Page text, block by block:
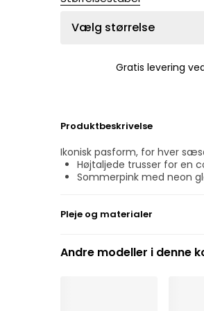
Vælg størrelse
Gratis levering
Produktbeskrivelse
Ikonisk pasform, for hver
Højtaljede trusser for en
Sommerpink med neon
Pleje og materialer
Må ikke renses
Andre modeller i denne